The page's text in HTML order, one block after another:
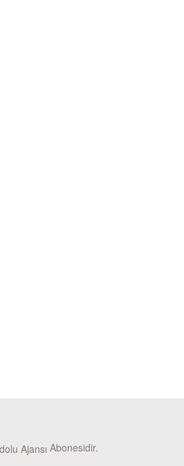
Abonesidir.